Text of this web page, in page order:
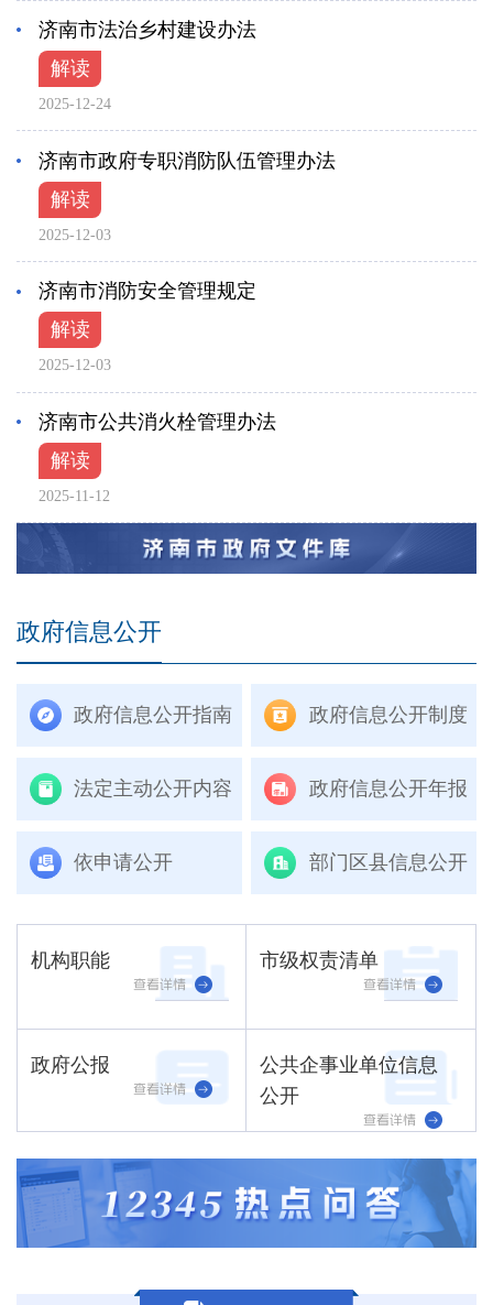
济南市法治乡村建设办法
解读
2025-12-24
济南市政府专职消防队伍管理办法
解读
2025-12-03
济南市消防安全管理规定
解读
2025-12-03
济南市公共消火栓管理办法
解读
2025-11-12
政府信息公开
政府信息公开指南 政府信息公开制度
法定主动公开内容 政府信息公开年报
依申请公开 部门区县信息公开
机构职能 市级权责清单
政府公报
公共企事业单位信息
公开